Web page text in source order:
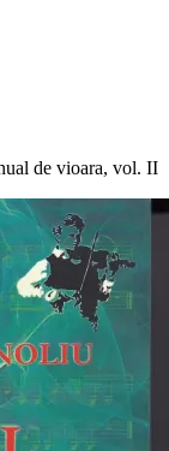
de vioara, vol. II